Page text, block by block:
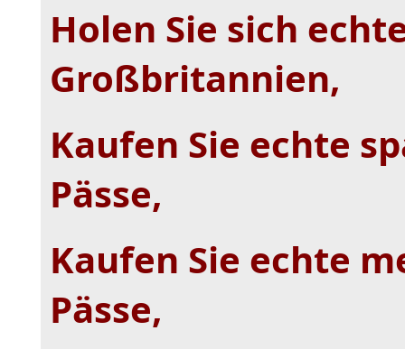
Holen Sie sich
Großbritannien,
Kaufen Sie echte
Pässe,
Kaufen Sie echte
Pässe,